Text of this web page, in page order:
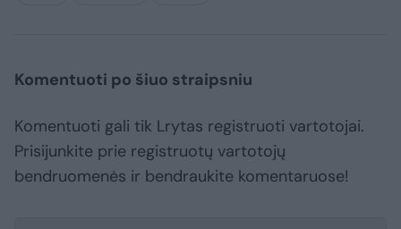
Komentuoti po šiuo straipsniu
Komentuoti gali tik Lrytas registruoti vartotojai.
Prisijunkite prie registruotų vartotojų
bendruomenės ir bendraukite komentaruose!